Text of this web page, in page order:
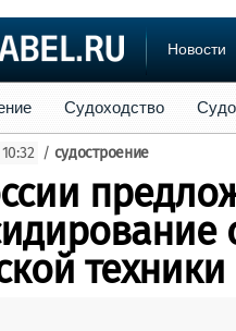
Новости
Торговая площадка
Доска объявлений
Продажа флота
Оборудование
Изделия
Материалы
Судоходство
/ судостроение
техники